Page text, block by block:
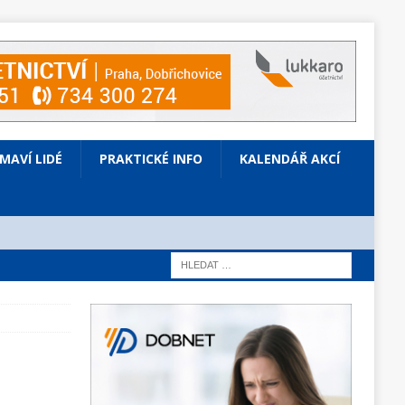
LIDÉ PRAKTICKÉ INFO KALENDÁŘ AKCÍ